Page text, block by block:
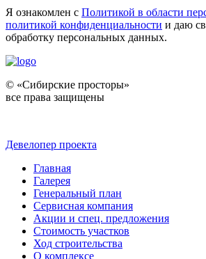
Я ознакомлен с Политикой в области
политикой конфиденциальности и даю
обработку персональных данных.
© «Сибирские просторы»
все права защищены
Девелопер проекта
Главная
Галерея
Генеральный план
Сервисная компания
Акции и спец. предложения
Стоимость участков
Ход строительства
О комплексе